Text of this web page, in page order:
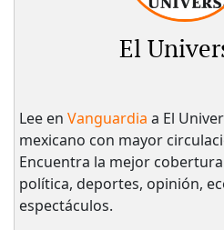
El
Lee en Vanguardia a El
mexicano con mayor
Encuentra la mejor
política, deportes, opinión,
espectáculos.